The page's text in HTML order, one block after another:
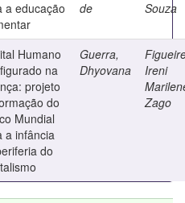
a educação
de Souza
Humano
na
projeto
do
Mundial
a infância
do
Guerra,
Dhyovana
Ireni
Zago